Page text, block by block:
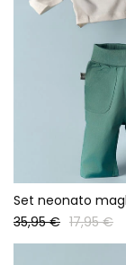
35,95 € 17,95 €